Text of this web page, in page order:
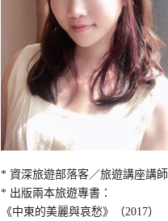
* 資深旅遊部落客／旅遊講座講師
* 出版兩本旅遊專書：
《中東的美麗與哀愁》（2017）